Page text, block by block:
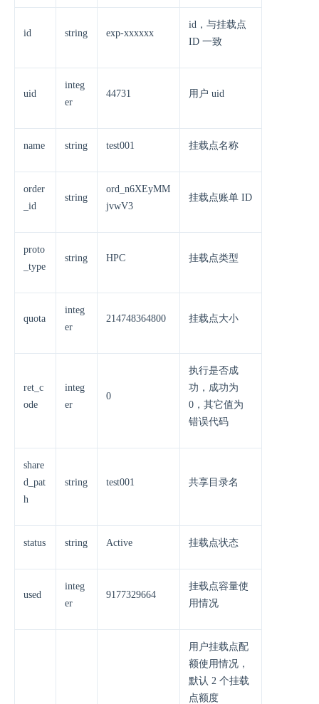
id string exp-xxxxxx
id，与挂载点
ID 一致
uid
integ
er
44731 用户 uid
name string test001 挂载点名称
order
_id
string
ord_n6XEyMM
jvwV3
挂载点账单 ID
proto
_type
string HPC 挂载点类型
quota
integ
er
214748364800 挂载点大小
ret_c
ode
integ
er
0
执行是否成
功，成功为
0，其它值为
错误代码
share
d_pat
h
string test001 共享目录名
status string Active 挂载点状态
used
integ
er
9177329664
挂载点容量使
用情况
用户挂载点配
额使用情况，
默认 2 个挂载
点额度